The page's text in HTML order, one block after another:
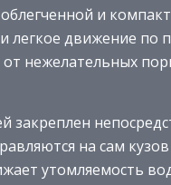
и
легкое движение
нежелательных
закреплен
на сам
утомляемость